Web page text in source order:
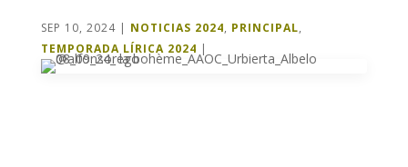
SEP 10, 2024| NOTICIAS 2024, PRINCIPAL,
TEMPORADA LÍRICA 2024 |